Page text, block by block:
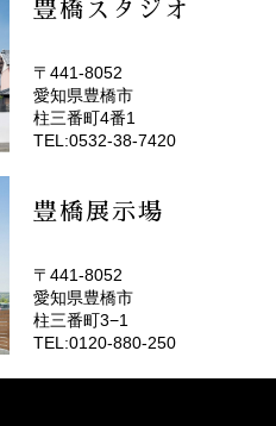
豊橋スタジオ
(EMOTOP豊橋)
〒441-8052
愛知県豊橋市
柱三番町4番1
TEL:0532-38-7420
豊橋展示場
〒441-8052
愛知県豊橋市
柱三番町3−1
TEL:0120-880-250